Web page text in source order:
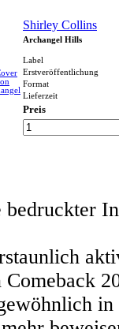
Shirley Collins
Archangel Hills
Label
Erstveröffentlichung
Format
Lieferzeit
Preis
in